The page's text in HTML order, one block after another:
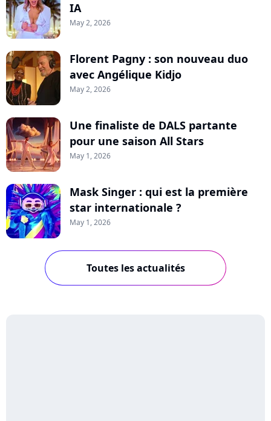
IA
May 2, 2026
Florent Pagny : son nouveau duo
avec Angélique Kidjo
May 2, 2026
Une finaliste de DALS partante
pour une saison All Stars
May 1, 2026
Mask Singer : qui est la première
star internationale ?
May 1, 2026
Toutes les actualités